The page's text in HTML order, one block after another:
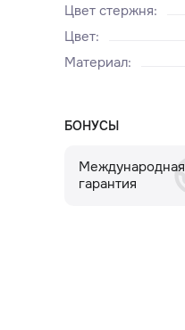
Цвет стержня:
Цвет:
Материал:
БОНУСЫ
Международная
гарантия